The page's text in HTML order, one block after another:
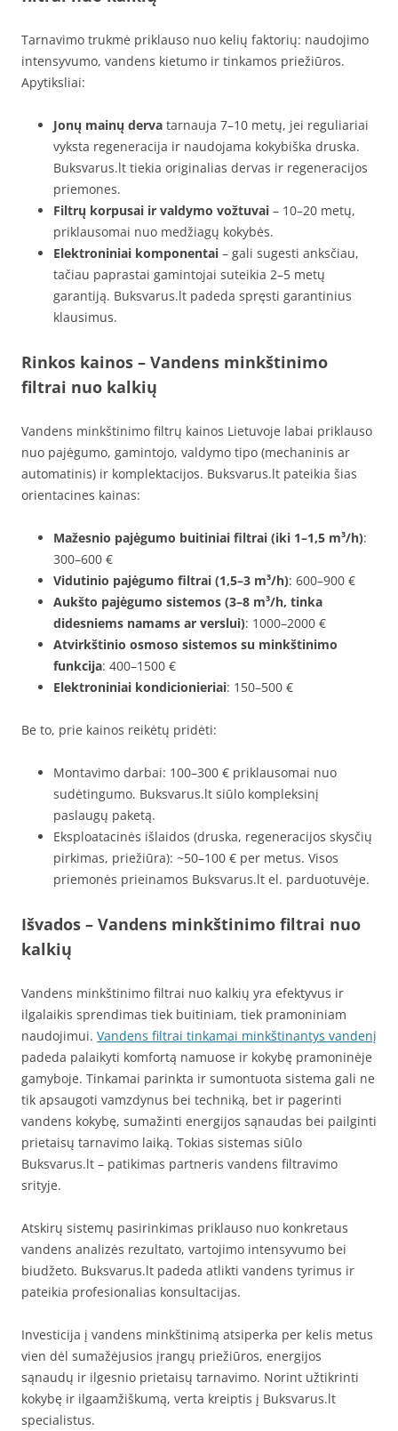
Tarnavimo trukmė priklauso nuo kelių faktorių: naudojimo
intensyvumo, vandens kietumo ir tinkamos priežiūros.
Apytiksliai:
Jonų mainų derva tarnauja 7–10 metų, jei reguliariai
vyksta regeneracija ir naudojama kokybiška druska.
Buksvarus.lt tiekia originalias dervas ir regeneracijos
priemones.
Filtrų korpusai ir valdymo vožtuvai – 10–20 metų,
priklausomai nuo medžiagų kokybės.
Elektroniniai komponentai – gali sugesti anksčiau,
tačiau paprastai gamintojai suteikia 2–5 metų
garantiją. Buksvarus.lt padeda spręsti garantinius
klausimus.
Rinkos kainos – Vandens minkštinimo
filtrai nuo kalkių
Vandens minkštinimo filtrų kainos Lietuvoje labai priklauso
nuo pajėgumo, gamintojo, valdymo tipo (mechaninis ar
automatinis) ir komplektacijos. Buksvarus.lt pateikia šias
orientacines kainas:
Mažesnio pajėgumo buitiniai filtrai (iki 1–1,5 m³/h):
300–600 €
Vidutinio pajėgumo filtrai (1,5–3 m³/h): 600–900 €
Aukšto pajėgumo sistemos (3–8 m³/h, tinka
didesniems namams ar verslui): 1000–2000 €
Atvirkštinio osmoso sistemos su minkštinimo
funkcija: 400–1500 €
Elektroniniai kondicionieriai: 150–500 €
Be to, prie kainos reikėtų pridėti:
Montavimo darbai: 100–300 € priklausomai nuo
sudėtingumo. Buksvarus.lt siūlo kompleksinį
paslaugų paketą.
Eksploatacinės išlaidos (druska, regeneracijos skysčių
pirkimas, priežiūra): ~50–100 € per metus. Visos
priemonės prieinamos Buksvarus.lt el. parduotuvėje.
Išvados – Vandens minkštinimo filtrai nuo
kalkių
Vandens minkštinimo filtrai nuo kalkių yra efektyvus ir
ilgalaikis sprendimas tiek buitiniam, tiek pramoniniam
naudojimui. Vandens filtrai tinkamai minkštinantys vandenį
padeda palaikyti komfortą namuose ir kokybę pramoninėje
gamyboje. Tinkamai parinkta ir sumontuota sistema gali ne
tik apsaugoti vamzdynus bei techniką, bet ir pagerinti
vandens kokybę, sumažinti energijos sąnaudas bei pailginti
prietaisų tarnavimo laiką. Tokias sistemas siūlo
Buksvarus.lt – patikimas partneris vandens filtravimo
srityje.
Atskirų sistemų pasirinkimas priklauso nuo konkretaus
vandens analizės rezultato, vartojimo intensyvumo bei
biudžeto. Buksvarus.lt padeda atlikti vandens tyrimus ir
pateikia profesionalias konsultacijas.
Investicija į vandens minkštinimą atsiperka per kelis metus
vien dėl sumažėjusios įrangų priežiūros, energijos
sąnaudų ir ilgesnio prietaisų tarnavimo. Norint užtikrinti
kokybę ir ilgaamžiškumą, verta kreiptis į Buksvarus.lt
specialistus.